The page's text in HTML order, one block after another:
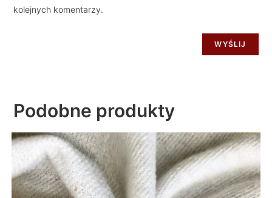
kolejnych komentarzy.
Podobne produkty